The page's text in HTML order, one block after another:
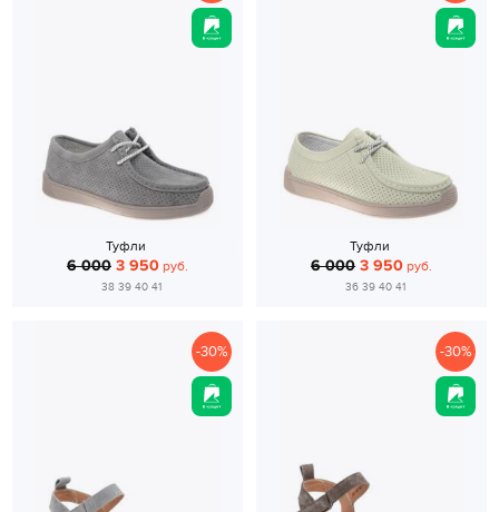
Туфли
6 000 3 950 руб.
38 39 40 41
Туфли
6 000 3 950 руб.
36 39 40 41
-30% -30%